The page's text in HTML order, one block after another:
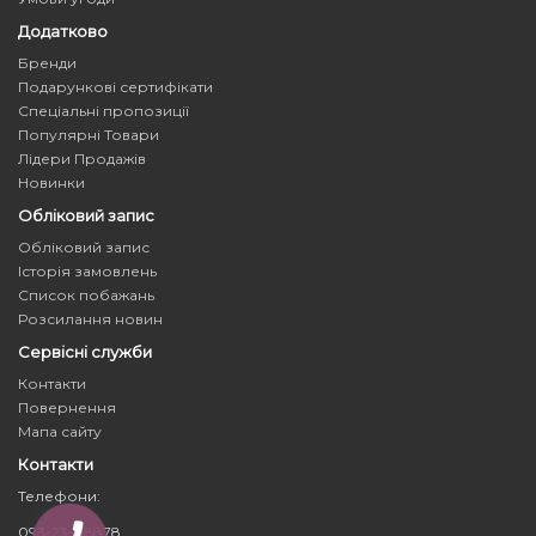
Додатково
Бренди
Подарункові сертифікати
Спеціальні пропозиції
Популярні Товари
Лідери Продажів
Новинки
Обліковий запис
Обліковий запис
Історія замовлень
Список побажань
Розсилання новин
Сервісні служби
Контакти
Повернення
Мапа сайту
Контакти
Телефони:
093-23-88878